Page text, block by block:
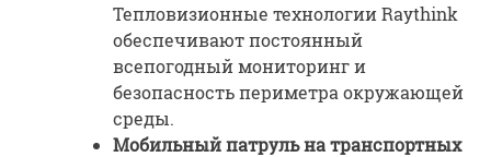
Тепловизионные технологии Raythink
обеспечивают постоянный
всепогодный мониторинг и
безопасность периметра окружающей
среды.
Мобильный патруль на транспортных